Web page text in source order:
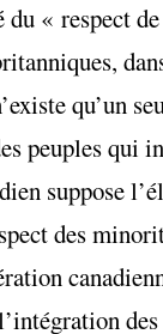
« respect
qu’un
peuples qui
suppose
des